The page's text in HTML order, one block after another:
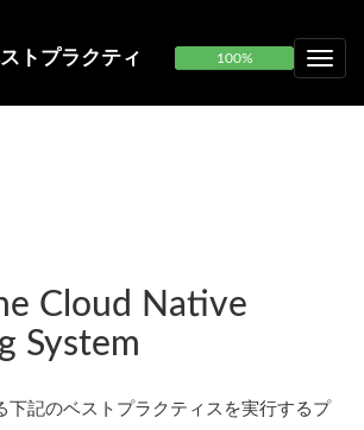
トプラクティ
100%
Cloud Native
System
下記のベストプラクティスを実行するプ